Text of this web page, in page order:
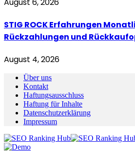
STIG ROCK Erfahrungen
Rückzahlungen und
August 4, 2026
Über uns
Kontakt
Haftungsausschluss
Haftung für Inhalte
Datenschutzerklärung
Impressum